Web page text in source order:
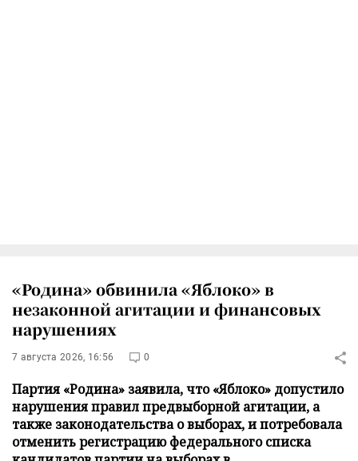
«Родина» обвинила «Яблоко» в
незаконной агитации и финансовых
нарушениях
7 августа 2026, 16:56 0
Партия «Родина» заявила, что «Яблоко» допустило
нарушения правил предвыборной агитации, а
также законодательства о выборах, и потребовала
отменить регистрацию федерального списка